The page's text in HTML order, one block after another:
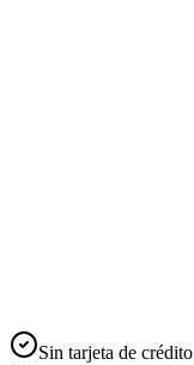
Sin tarjeta de crédito